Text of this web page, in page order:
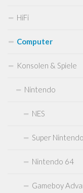
Sega Genesis
Sega Game
XBox 360
XBOX One
HiFi
Computer
Konsolen & Spiele
Nintendo
NES
Super Nintendo
Nintendo 64
Gameboy